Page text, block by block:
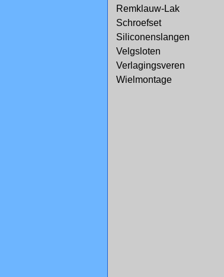
Remklauw-Lak
Schroefset
Siliconenslangen
Velgsloten
Verlagingsveren
Wielmontage